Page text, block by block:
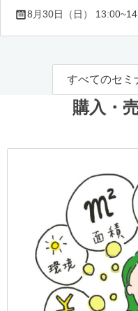
8月30日（日）
すべてのセミ
購入・